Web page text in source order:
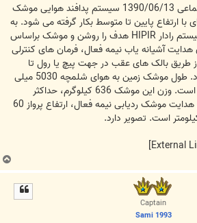
تهران/ واحد مرکزی خبر/ اجتماعی 1390/06/13 سیستم پدافند هوایی موشک
با ارتفاع پایین تا متوسط بکار گرفته می شود. به
گزارش خبرنگار ما، در این سیستم رادار HIPIR هدف را روشن و موشک براساس
هدایت آشیانه یاب نیمه فعال، فرمان های کنترلی
طریق بالک های عقب در جهت پیچ یا رول تا
رسیدن به هدف اجرا می شود. طول موشک زمین به هوای شلمچه 5030 میلی
متر و قطر آن 356 میلی متر است. وزن این موشک 636 کیلوگرم، حداکثر
سرعت 2 و 7 دهم ماخ، نوع هدایت موشک ردیابی نیمه فعال، ارتفاع پرواز 60
Captain
Sami 1993